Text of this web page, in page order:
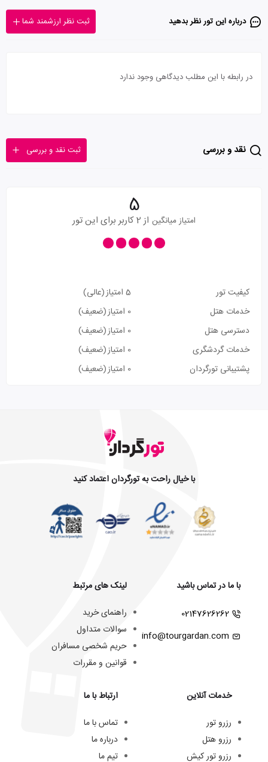
درباره این تور‌ نظر بدهید ثبت نظر ارزشمند شما
در رابطه با این مطلب دیدگاهی وجود ندارد
نقد و بررسی ثبت نقد و بررسی
5
امتیاز میانگین از 2 کاربر برای این تور
کیفیت تور 5 امتیاز
(عالی)
خدمات هتل
0 امتیاز
(ضعیف)
دسترسی هتل
0 امتیاز
(ضعیف)
خدمات گردشگری
0 امتیاز
(ضعیف)
پشتیبانی تورگردان
0 امتیاز (ضعیف)
با خیال راحت به تورگردان اعتماد کنید
با ما در تماس باشید
02147626262
info@tourgardan.com
خدمات آنلاین
رزرو تور
رزرو هتل
رزرو تور کیش
لینک های مرتبط
راهنمای خرید
سوالات متداول
حریم شخصی مسافران
قوانین و مقررات
ارتباط با ما
تماس با ما
درباره ما
تیم ما